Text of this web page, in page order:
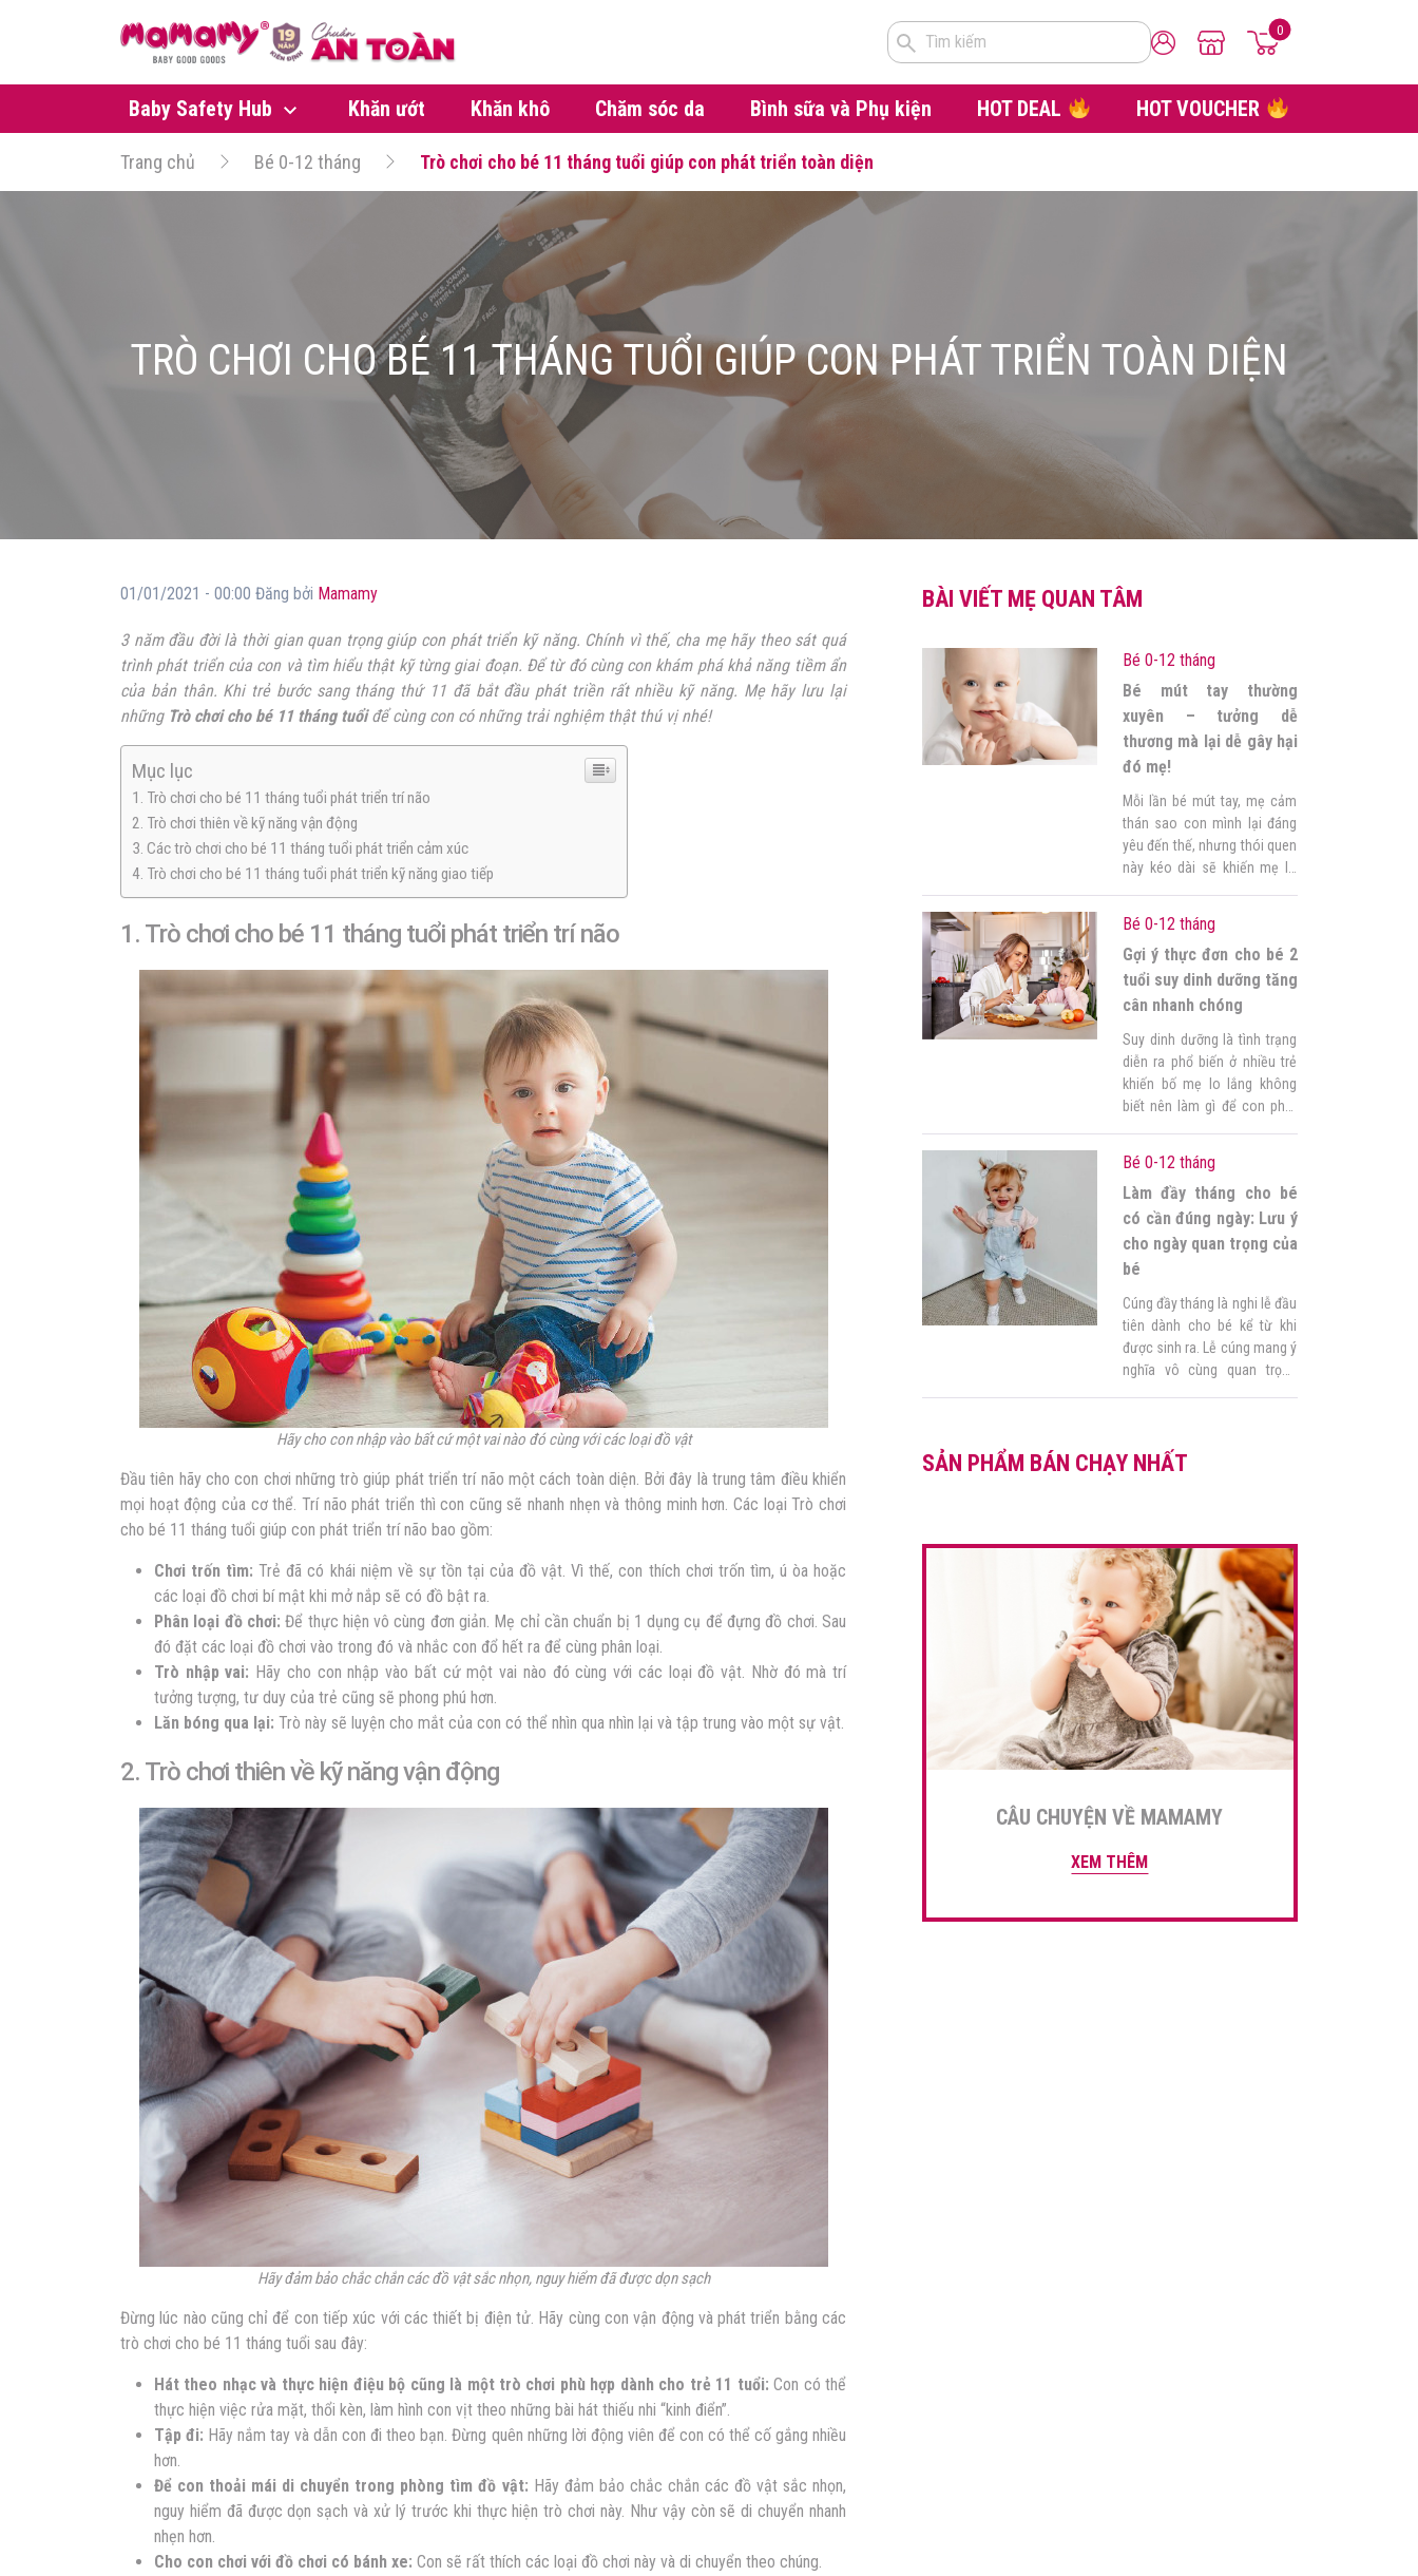
Tìm kiếm
0
Baby Safety Hub Khăn ướt Khăn khô Chăm sóc da Bình sữa và Phụ kiện HOT DEAL HOT VOUCHER
Trang chủ Bé 0-12 tháng Trò chơi cho bé 11 tháng tuổi giúp con phát triển toàn diện
TRÒ CHƠI CHO BÉ 11 THÁNG TUỔI GIÚP CON PHÁT TRIỂN TOÀN DIỆN
01/01/2021 - 00:00 Đăng bởi Mamamy
3 năm đầu đời là thời gian quan trọng giúp con phát triển kỹ năng. Chính vì thế, cha mẹ hãy theo sát quá
trình phát triển của con và tìm hiểu thật kỹ từng giai đoạn. Để từ đó cùng con khám phá khả năng tiềm ẩn
của bản thân. Khi trẻ bước sang tháng thứ 11 đã bắt đầu phát triền rất nhiều kỹ năng. Mẹ hãy lưu lại
những Trò chơi cho bé 11 tháng tuổiđể cùng con có những trải nghiệm thật thú vị nhé!
Mục lục
1. Trò chơi cho bé 11 tháng tuổi phát triển trí não
2. Trò chơi thiên về kỹ năng vận động
3. Các trò chơi cho bé 11 tháng tuổi phát triển cảm xúc
4. Trò chơi cho bé 11 tháng tuổi phát triển kỹ năng giao tiếp
1. Trò chơi cho bé 11 tháng tuổi phát triển trí não
Hãy cho con nhập vào bất cứ một vai nào đó cùng với các loại đồ vật
Đầu tiên hãy cho con chơi những trò giúp phát triển trí não một cách toàn diện. Bởi đây là trung tâm điều khiển
mọi hoạt động của cơ thể. Trí não phát triển thì con cũng sẽ nhanh nhẹn và thông minh hơn. Các loại Trò chơi
cho bé 11 tháng tuổi giúp con phát triển trí não bao gồm:
Chơi trốn tìm: Trẻ đã có khái niệm về sự tồn tại của đồ vật. Vì thế, con thích chơi trốn tìm, ú òa hoặc
các loại đồ chơi bí mật khi mở nắp sẽ có đồ bật ra.
Phân loại đồ chơi: Để thực hiện vô cùng đơn giản. Mẹ chỉ cần chuẩn bị 1 dụng cụ để đựng đồ chơi. Sau
đó đặt các loại đồ chơi vào trong đó và nhắc con đổ hết ra để cùng phân loại.
Trò nhập vai: Hãy cho con nhập vào bất cứ một vai nào đó cùng với các loại đồ vật. Nhờ đó mà trí
tưởng tượng, tư duy của trẻ cũng sẽ phong phú hơn.
Lăn bóng qua lại: Trò này sẽ luyện cho mắt của con có thể nhìn qua nhìn lại và tập trung vào một sự vật.
2. Trò chơi thiên về kỹ năng vận động
Hãy đảm bảo chắc chắn các đồ vật sắc nhọn, nguy hiểm đã được dọn sạch
Đừng lúc nào cũng chỉ để con tiếp xúc với các thiết bị điện tử. Hãy cùng con vận động và phát triển bằng các
trò chơi cho bé 11 tháng tuổi sau đây:
Hát theo nhạc và thực hiện điệu bộ cũng là một trò chơi phù hợp dành cho trẻ 11 tuổi: Con có thể
thực hiện việc rửa mặt, thổi kèn, làm hình con vịt theo những bài hát thiếu nhi “kinh điển”.
Tập đi: Hãy nắm tay và dẫn con đi theo bạn. Đừng quên những lời động viên để con có thể cố gắng nhiều
hơn.
Để con thoải mái di chuyển trong phòng tìm đồ vật: Hãy đảm bảo chắc chắn các đồ vật sắc nhọn,
nguy hiểm đã được dọn sạch và xử lý trước khi thực hiện trò chơi này. Như vậy còn sẽ di chuyển nhanh
nhẹn hơn.
Cho con chơi với đồ chơi có bánh xe: Con sẽ rất thích các loại đồ chơi này và di chuyển theo chúng.
BÀI VIẾT MẸ QUAN TÂM
Bé 0-12 tháng
Bé mút tay thường
xuyên – tưởng dễ
thương mà lại dễ gây hại
đó mẹ!
Mỗi lần bé mút tay, mẹ cảm
thán sao con mình lại đáng
yêu đến thế, nhưng thói quen
này kéo dài sẽ khiến mẹ lo
không. Nếu mẹ chưa có kinh
nghiệm, vẫn còn “đứng giữa
đôi dòng nước” không biết
làm […]
Bé 0-12 tháng
Gợi ý thực đơn cho bé 2
tuổi suy dinh dưỡng tăng
cân nhanh chóng
Suy dinh dưỡng là tình trạng
diễn ra phổ biến ở nhiều trẻ
khiến bố mẹ lo lắng không
biết nên làm gì để con phát
tăng trưởng của bé, do đó
cần có chế độ dinh dưỡng
phù hợp. Ở bài viết […]
Bé 0-12 tháng
Làm đầy tháng cho bé
có cần đúng ngày: Lưu ý
cho ngày quan trọng của
bé
Cúng đầy tháng là nghi lễ đầu
tiên dành cho bé kể từ khi
được sinh ra. Lễ cúng mang ý
nghĩa vô cùng quan trọng
đầy tháng cho bé cần chuẩn
SẢN PHẨM BÁN CHẠY NHẤT
CÂU CHUYỆN VỀ MAMAMY
XEM THÊM